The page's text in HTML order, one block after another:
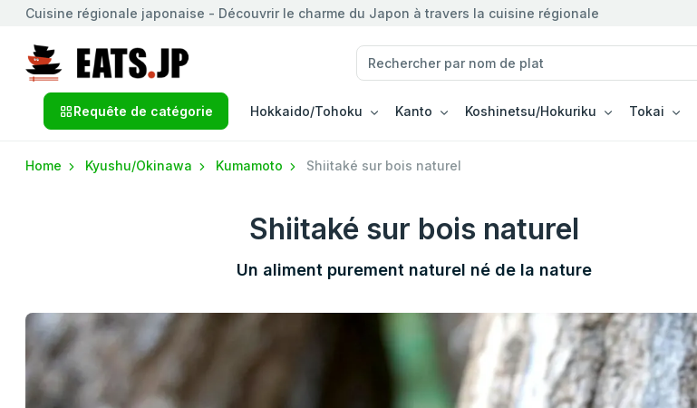
Cuisine régionale japonaise - Découvrir le charme du Japon à travers la cuisine régionale
Requête de catégorie Hokkaido/Tohoku Kanto Koshinetsu/Hokuriku Tokai
Home Kyushu/Okinawa Kumamoto Shiitaké sur bois naturel
Shiitaké sur bois naturel
Un aliment purement naturel né de la nature